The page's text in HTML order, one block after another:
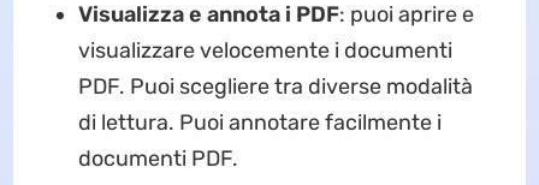
Visualizza e annota i PDF: puoi aprire e
visualizzare velocemente i documenti
PDF. Puoi scegliere tra diverse modalità
di lettura. Puoi annotare facilmente i
documenti PDF.